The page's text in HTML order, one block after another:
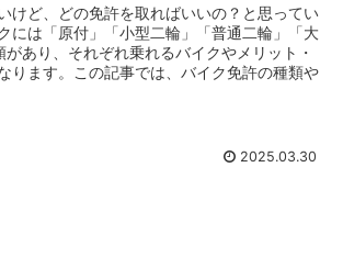
けど、どの免許を取ればいいの？と思ってい
には「原付」「小型二輪」「普通二輪」「大
あり、それぞれ乗れるバイクやメリット・
ります。この記事では、バイク免許の種類や
2025.03.30